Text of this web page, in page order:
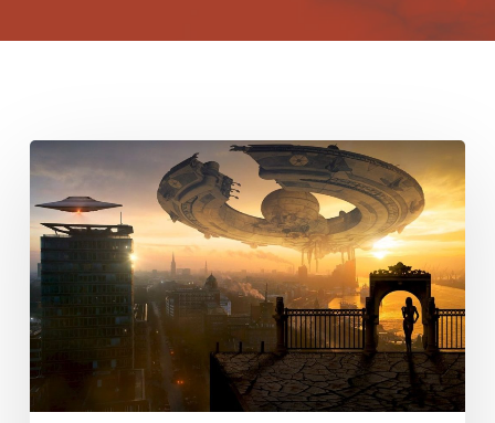
L’Intelligence
Artificielle
et
Nous
(6
et
7
/7)